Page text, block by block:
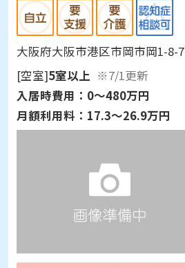
大阪府大阪市港区市岡市岡1-8-7
[空室]5室以上 ※7/1更新
入居時費用： 0～480万円
月額利用料： 17.3～26.9万円